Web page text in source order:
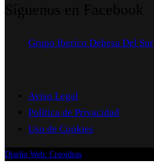
Grupo Iberico Dehesa Del Sur
Aviso Legal
Política de Privacidad
Uso de Cookies
Diseño Web: Creoideas